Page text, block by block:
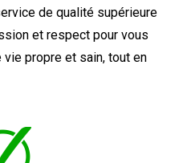
de qualité supérieure
et respect pour vous
propre et sain, tout en